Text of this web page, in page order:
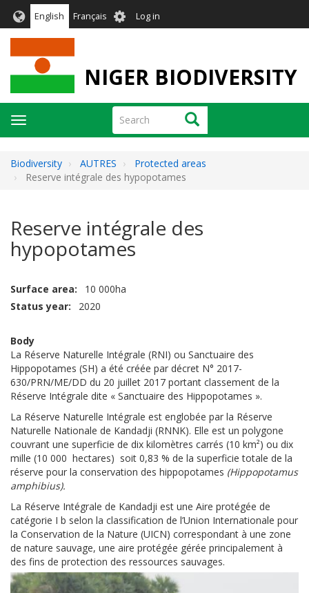
English Français User
account
Log in
NIGER BIODIVERSITY
Search Search
Toggle
navigation
Biodiversity AUTRES
Protected areas
Reserve intégrale des hypopotames
Reserve intégrale des
hypopotames
Surface area
10 000ha
Status year
2020
Body
La Réserve Naturelle Intégrale (RNI) ou Sanctuaire des
Hippopotames (SH) a été créée par décret N° 2017-
630/PRN/ME/DD du 20 juillet 2017 portant classement de la
Réserve Intégrale dite « Sanctuaire des Hippopotames ».
La Réserve Naturelle Intégrale est englobée par la Réserve
Naturelle Nationale de Kandadji (RNNK). Elle est un polygone
couvrant une superficie de dix kilomètres carrés (10 km²) ou dix
mille (10 000 hectares) soit 0,83 % de la superficie totale de la
réserve pour la conservation des hippopotames (Hippopotamus
amphibius).
La Réserve Intégrale de Kandadji est une Aire protégée de
catégorie I b selon la classification de l’Union Internationale pour
la Conservation de la Nature (UICN) correspondant à une zone
de nature sauvage, une aire protégée gérée principalement à
des fins de protection des ressources sauvages.